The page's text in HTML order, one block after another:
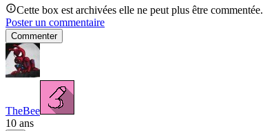
Cette box est archivées elle ne peut plus être commentée.
Poster un commentaire
Commenter
TheBee
10 ans